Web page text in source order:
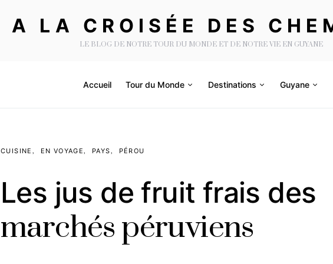
A LA CROISÉE DES
LE BLOG DE NOTRE TOUR DU MONDE ET DE NOTRE VIE EN GUYANE
Accueil Tour du Monde Destinations Guyane
CUISINE EN VOYAGE PAYS PÉROU
Les jus de fruit frais des
marchés péruviens